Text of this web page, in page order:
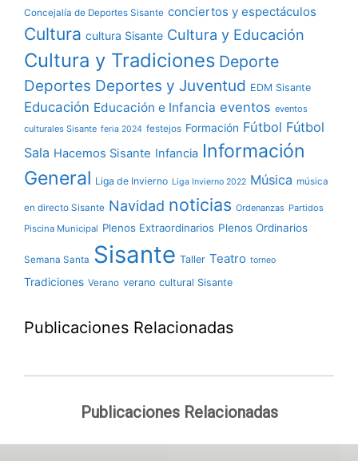
Concejalía de Deportes Sisante conciertos y espectáculos
Cultura cultura Sisante Cultura y Educación
Cultura y Tradiciones Deporte
Deportes Deportes y Juventud EDM Sisante
Educación Educación e Infancia eventos eventos
culturales Sisante feria 2024 festejos Formación Fútbol Fútbol
Sala Hacemos Sisante Infancia Información
General Liga de Invierno Liga Invierno 2022 Música música
en directo Sisante Navidad noticias Ordenanzas Partidos
Piscina Municipal Plenos Extraordinarios Plenos Ordinarios
Semana Santa Sisante Taller Teatro torneo
Tradiciones Verano verano cultural Sisante
Publicaciones Relacionadas
Publicaciones Relacionadas